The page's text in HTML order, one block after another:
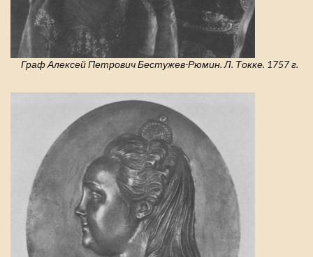
Граф Алексей Петрович Бестужев-Рюмин. Л. Токке. 1757 г.